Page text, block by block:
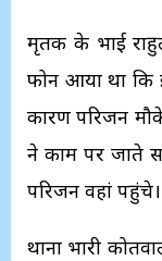
मृतक के भाई
फोन आया था कि
कारण परिजन
ने काम पर जाते
परिजन वहां पहुंचे।
थाना प्रभारी